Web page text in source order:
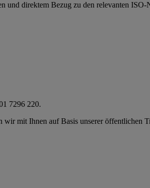
und direktem Bezug zu den relevanten ISO-
7296 220.
mit Ihnen auf Basis unserer öffentlichen